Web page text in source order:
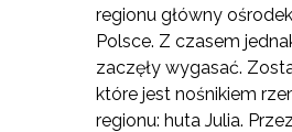
regionu główny
Polsce. Z czasem
zaczęły wygasać.
które jest nośnikiem
regionu: huta Julia.